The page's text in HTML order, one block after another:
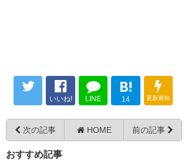
いいね! LINE
B!
14 更新通知
次の記事 HOME 前の記事
おすすめ記事